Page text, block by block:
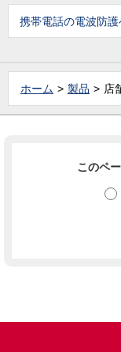
携帯電話の電波防
ホーム 製品 店
このペ